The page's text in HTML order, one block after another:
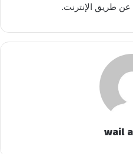
عن طريق الإنترنت.
wail